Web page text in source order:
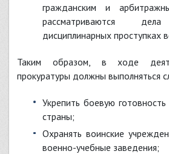
гражданским и
рассматриваются
дисциплинарных проступках
Таким образом, в ходе
прокуратуры должны выполняться
укрепить боевую готовность Вооруженных Сил
страны;
охранять воинские учреждения, предприятия и
военно-учебные заведения;